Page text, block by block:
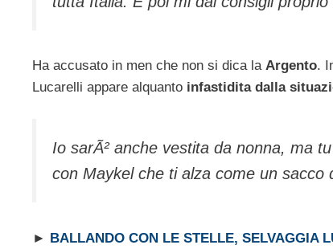
Ha accusato in men che non si dica la Argento.
Lucarelli appare alquanto infastidita dalla
Io sarÃ² anche vestita da nonna, ma
con Maykel che ti alza come un sacco
► BALLANDO CON LE STELLE, SELVAGGIA